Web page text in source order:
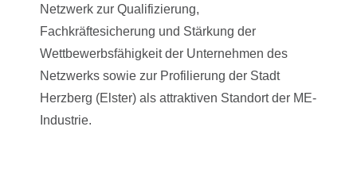
Netzwerk zur Qualifizierung,
Fachkräftesicherung und Stärkung der
Wettbewerbsfähigkeit der Unternehmen des
Netzwerks sowie zur Profilierung der Stadt
Herzberg (Elster) als attraktiven Standort der ME-
Industrie.